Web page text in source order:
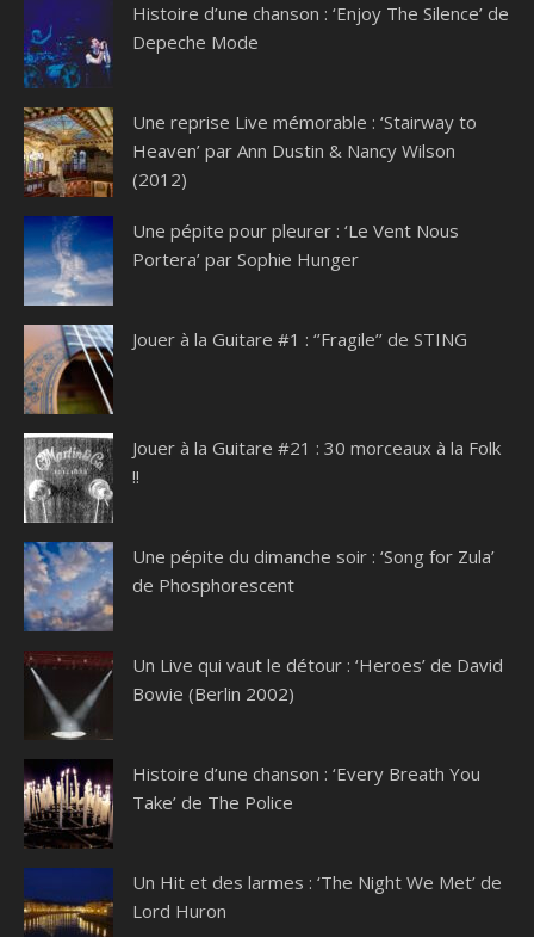
Histoire d’une chanson : ‘Enjoy The Silence’ de
Depeche Mode
Une reprise Live mémorable : ‘Stairway to
Heaven’ par Ann Dustin & Nancy Wilson
(2012)
Une pépite pour pleurer : ‘Le Vent Nous
Portera’ par Sophie Hunger
Jouer à la Guitare #1 : ‘’Fragile’’ de STING
Jouer à la Guitare #21 : 30 morceaux à la Folk
!!
Une pépite du dimanche soir : ‘Song for Zula’
de Phosphorescent
Un Live qui vaut le détour : ‘Heroes’ de David
Bowie (Berlin 2002)
Histoire d’une chanson : ‘Every Breath You
Take’ de The Police
Un Hit et des larmes : ‘The Night We Met’ de
Lord Huron